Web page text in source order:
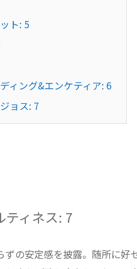
ト: 5
ィング&エンケティア: 6
ョス: 7
ティネス: 7
ずの安定感を披露。随所に